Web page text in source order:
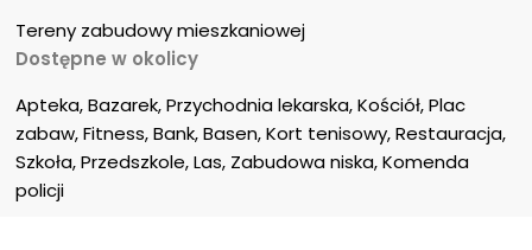
Tereny zabudowy mieszkaniowej
Dostępne w okolicy
Apteka, Bazarek, Przychodnia lekarska, Kościół, Plac
zabaw, Fitness, Bank, Basen, Kort tenisowy, Restauracja,
Szkoła, Przedszkole, Las, Zabudowa niska, Komenda
policji